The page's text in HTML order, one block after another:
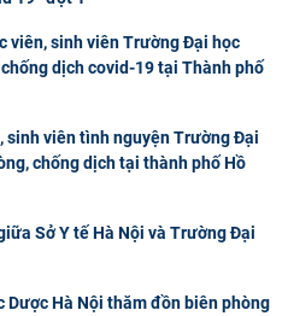
viên, sinh viên Trường Đại học
dịch covid-19 tại Thành phố
sinh viên tình nguyện Trường Đại
chống dịch tại thành phố Hồ
Sở Y tế Hà Nội và Trường Đại
Hà Nội thăm đồn biên phòng